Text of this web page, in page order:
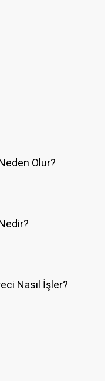
Olur?
Nasıl İşler?